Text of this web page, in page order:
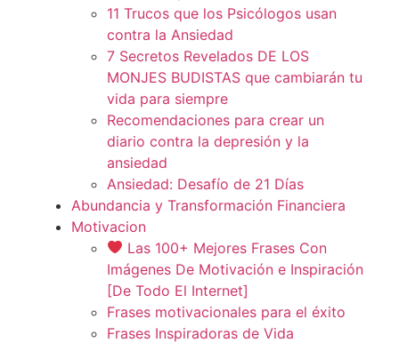
11 Trucos que los Psicólogos usan
contra la Ansiedad
7 Secretos Revelados DE LOS
MONJES BUDISTAS que cambiarán tu
vida para siempre
Recomendaciones para crear un
diario contra la depresión y la
ansiedad
Ansiedad: Desafío de 21 Días
Abundancia y Transformación Financiera
Motivacion
Las 100+ Mejores Frases Con
Imágenes De Motivación e Inspiración
[De Todo El Internet]
Frases motivacionales para el éxito
Frases Inspiradoras de Vida